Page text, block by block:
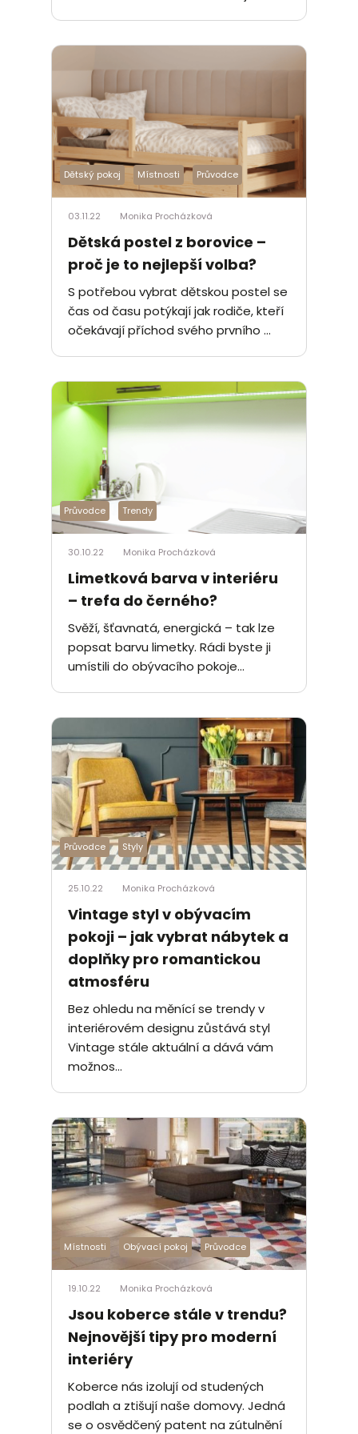
Dětský pokoj Místnosti Průvodce
03.11.22 Monika Procházková
Dětská postel z borovice –
proč je to nejlepší volba?
S potřebou vybrat dětskou postel se
čas od času potýkají jak rodiče, kteří
očekávají příchod svého prvního ...
Průvodce Trendy
30.10.22 Monika Procházková
Limetková barva v interiéru
– trefa do černého?
Svěží, šťavnatá, energická – tak lze
popsat barvu limetky. Rádi byste ji
umístili do obývacího pokoje...
Průvodce Styly
25.10.22 Monika Procházková
Vintage styl v obývacím
pokoji – jak vybrat nábytek a
doplňky pro romantickou
atmosféru
Bez ohledu na měnící se trendy v
interiérovém designu zůstává styl
Vintage stále aktuální a dává vám
možnos...
Místnosti Obývací pokoj Průvodce
19.10.22 Monika Procházková
Jsou koberce stále v trendu?
Nejnovější tipy pro moderní
interiéry
Koberce nás izolují od studených
podlah a ztišují naše domovy. Jedná
se o osvědčený patent na zútulnění